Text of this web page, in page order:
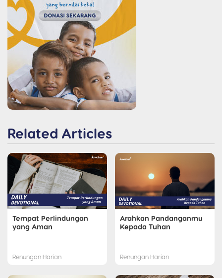
Related Articles
Tempat Perlindungan
yang Aman
Renungan Harian
Arahkan Pandanganmu
Kepada Tuhan
Renungan Harian